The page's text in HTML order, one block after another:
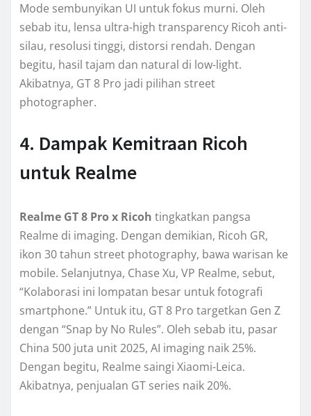
Mode sembunyikan UI untuk fokus murni. Oleh
sebab itu, lensa ultra-high transparency Ricoh anti-
silau, resolusi tinggi, distorsi rendah. Dengan
begitu, hasil tajam dan natural di low-light.
Akibatnya, GT 8 Pro jadi pilihan street
photographer.
4. Dampak Kemitraan Ricoh
untuk Realme
Realme GT 8 Pro x Ricoh tingkatkan pangsa
Realme di imaging. Dengan demikian, Ricoh GR,
ikon 30 tahun street photography, bawa warisan ke
mobile. Selanjutnya, Chase Xu, VP Realme, sebut,
“Kolaborasi ini lompatan besar untuk fotografi
smartphone.” Untuk itu, GT 8 Pro targetkan Gen Z
dengan “Snap by No Rules”. Oleh sebab itu, pasar
China 500 juta unit 2025, AI imaging naik 25%.
Dengan begitu, Realme saingi Xiaomi-Leica.
Akibatnya, penjualan GT series naik 20%.